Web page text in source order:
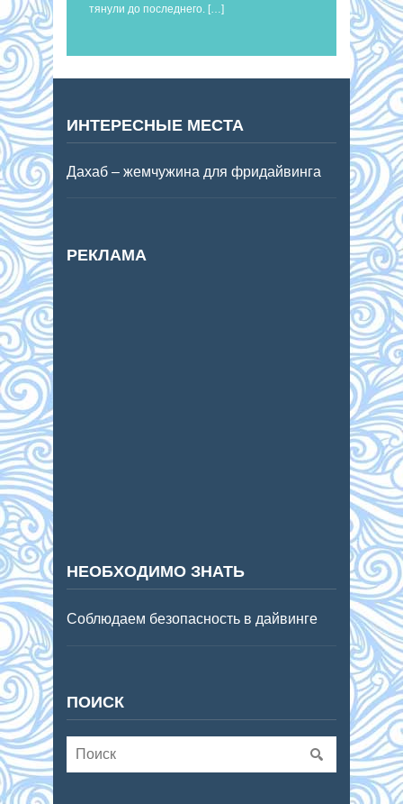
тянули до последнего. […]
ИНТЕРЕСНЫЕ МЕСТА
Дахаб – жемчужина для фридайвинга
РЕКЛАМА
НЕОБХОДИМО ЗНАТЬ
Соблюдаем безопасность в дайвинге
ПОИСК